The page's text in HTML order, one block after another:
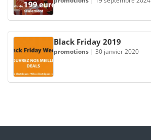
Black Friday 2019
promotions | 30 janvier 2020